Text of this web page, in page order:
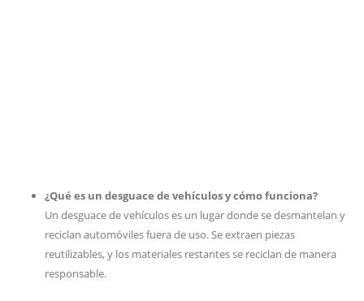
¿Qué es un desguace de vehículos y cómo funciona?
Un desguace de vehículos es un lugar donde se desmantelan y
reciclan automóviles fuera de uso. Se extraen piezas
reutilizables, y los materiales restantes se reciclan de manera
responsable.